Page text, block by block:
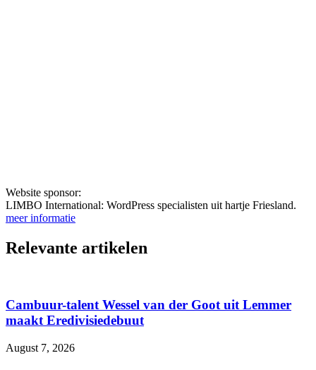
Website sponsor:
LIMBO International: WordPress specialisten uit hartje Friesland.
meer informatie
Relevante artikelen
Cambuur-talent Wessel van der Goot uit Lemmer
maakt Eredivisiedebuut
August 7, 2026